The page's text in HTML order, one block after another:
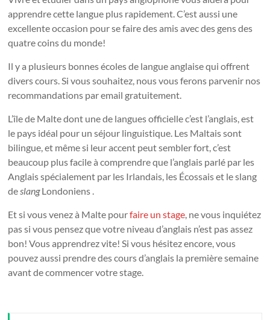
apprendre cette langue plus rapidement. C’est aussi une
excellente occasion pour se faire des amis avec des gens des
quatre coins du monde!
Il y a plusieurs bonnes écoles de langue anglaise qui offrent
divers cours. Si vous souhaitez, nous vous ferons parvenir nos
recommandations par email gratuitement.
L’île de Malte dont une de langues officielle c’est l’anglais, est
le pays idéal pour un séjour linguistique. Les Maltais sont
bilingue, et même si leur accent peut sembler fort, c’est
beaucoup plus facile à comprendre que l’anglais parlé par les
Anglais spécialement par les Irlandais, les Écossais et le slang
deslangLondoniens .
Et si vous venez à Malte pourfaire un stage, ne vous inquiétez
pas si vous pensez que votre niveau d’anglais n’est pas assez
bon! Vous apprendrez vite! Si vous hésitez encore, vous
pouvez aussi prendre des cours d’anglais la première semaine
avant de commencer votre stage.